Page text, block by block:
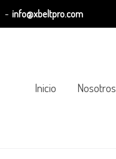
- info@xbeltpro.com
Inicio Nosotros